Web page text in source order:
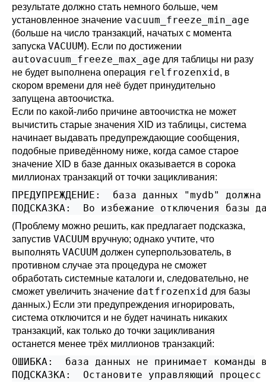
результате должно стать немного больше, чем
установленное значение vacuum_freeze_min_age
(больше на число транзакций, начатых с момента
запуска VACUUM). Если по достижении
autovacuum_freeze_max_age для таблицы ни разу
не будет выполнена операция relfrozenxid, в
скором времени для неё будет принудительно
запущена автоочистка.
Если по какой-либо причине автоочистка не может
вычистить старые значения XID из таблицы, система
начинает выдавать предупреждающие сообщения,
подобные приведённому ниже, когда самое старое
значение XID в базе данных оказывается в сорока
миллионах транзакций от точки зацикливания:
ПРЕДУПРЕЖДЕНИЕ:  база данных "mydb"
ПОДСКАЗКА:  Во избежание отключения базы
(Проблему можно решить, как предлагает подсказка,
запустив VACUUM вручную; однако учтите, что
выполнять VACUUM должен суперпользователь, в
противном случае эта процедура не сможет
обработать системные каталоги и, следовательно, не
сможет увеличить значение datfrozenxid для базы
данных.) Если эти предупреждения игнорировать,
система отключится и не будет начинать никаких
транзакций, как только до точки зацикливания
останется менее трёх миллионов транзакций:
ОШИБКА:  база данных не принимает команды
ПОДСКАЗКА:  Остановите управляющий